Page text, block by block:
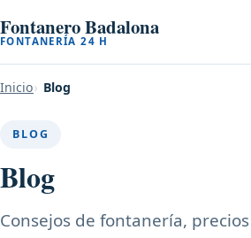
Fontanero Badalona
FONTANERÍA 24 H
Inicio Blog
BLOG
Blog
Consejos de fontanería,